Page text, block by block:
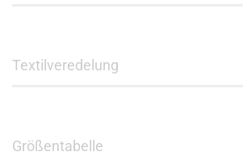
Textilveredelung
Größentabelle